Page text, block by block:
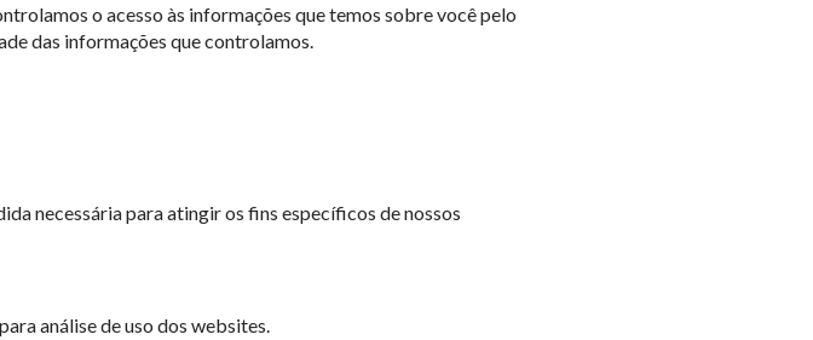
o acesso às informações que temos sobre você pelo
das informações que controlamos.
necessária para atingir os fins específicos de nossos
análise de uso dos websites.